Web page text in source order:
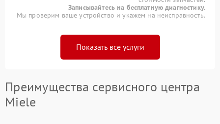
Записывайтесь на бесплатную диагностику.
Мы проверим ваше устройство и укажем на неисправность.
Показать все услуги
Преимущества сервисного центра
Miele